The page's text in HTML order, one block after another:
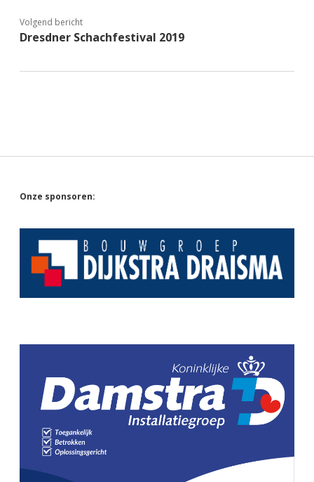
Volgend bericht
Dresdner Schachfestival 2019
Sidebar
Onze sponsoren: